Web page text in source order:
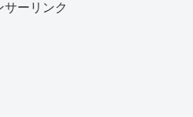
サーリンク